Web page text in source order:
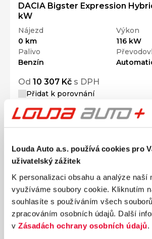
Louda Auto a.s. používá cookies pro
uživatelský zážitek
K personalizaci obsahu a analýze naší
využíváme soubory cookie. Kliknutím
souhlasíte s používáním všech
zpracováním osobních údajů. Další
v Zásadách ochrany osobních údajů.
DACIA Bigster Expression
kW
Nájezd
0 km
Výkon
116 kW
Palivo
Benzín
Od 10 307 Kč s DPH
Přidat k porovnání